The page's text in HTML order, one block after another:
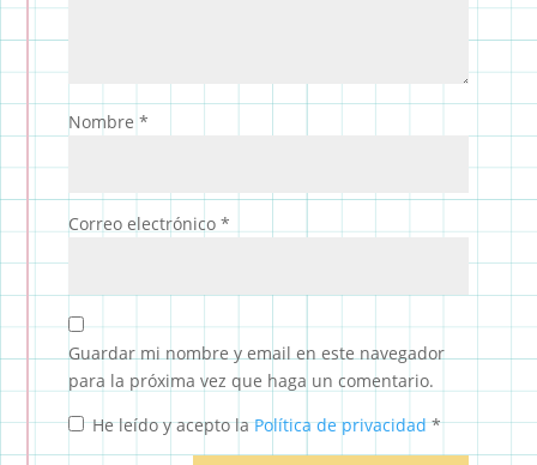
Nombre *
Correo electrónico *
Guardar mi nombre y email en este navegador
para la próxima vez que haga un comentario.
He leído y acepto laPolítica de privacidad*